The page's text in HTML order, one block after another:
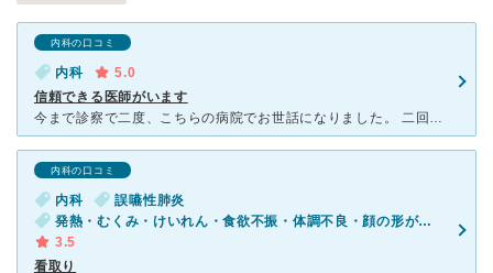
内科の口コミ
内科
5.0
信頼できる医師がいます
今まで診察で二度、こちらの病院でお世話になりました。 二回とも田村先生という男性医師で、丁寧で詳しく説明をして頂き信頼のできる先生だと思います。 薬についても、人体へ及ぼす危険性を考慮して
内科の口コミ
内科
誤嚥性肺炎
発熱・むくみ・けいれん・食欲不振・体調不良・顔の形がおかしい・ゆがみ・麻痺・血圧が高い・体重減少
3.5
看取り